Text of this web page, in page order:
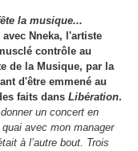
la musique...
Nneka, l'artiste
contrôle au
de la Musique, par la
d'être emmené au
faits dans Libération.
un concert en
avec mon manager
à l’autre bout. Trois